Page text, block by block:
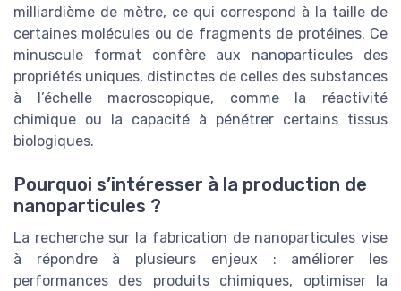
milliardième de mètre, ce qui correspond à la taille de
certaines molécules ou de fragments de protéines. Ce
minuscule format confère aux nanoparticules des
propriétés uniques, distinctes de celles des substances
à l’échelle macroscopique, comme la réactivité
chimique ou la capacité à pénétrer certains tissus
biologiques.
Pourquoi s’intéresser à la production de
nanoparticules ?
La recherche sur la fabrication de nanoparticules vise
à répondre à plusieurs enjeux : améliorer les
performances des produits chimiques, optimiser la